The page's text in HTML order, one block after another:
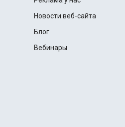
Новости веб-сайта
Блог
Вебинары